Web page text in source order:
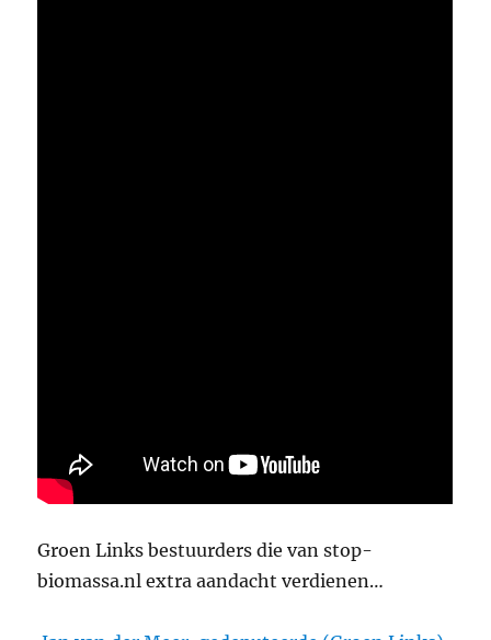
Groen Links bestuurders die van stop-
biomassa.nl extra aandacht verdienen…